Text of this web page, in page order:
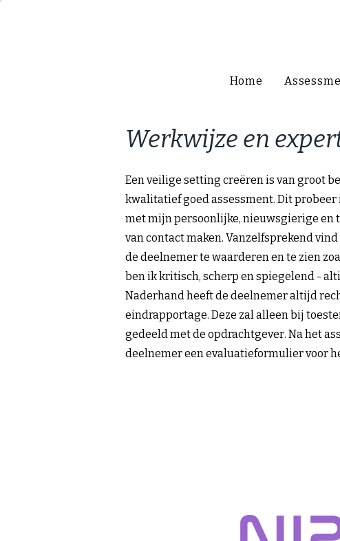
Home
Werkwijze en
Een veilige setting creëren is van groot
kwalitatief goed assessment. Dit
met mijn persoonlijke, nieuwsgierige en
van contact maken. Vanzelfsprekend
de deelnemer te waarderen en te zien
ben ik kritisch, scherp en spiegelend -
Naderhand heeft de deelnemer altijd
eindrapportage. Deze zal alleen bij
gedeeld met de opdrachtgever. Na het
deelnemer een evaluatieformulier voor